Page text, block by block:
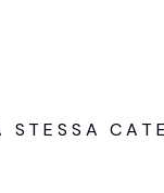
STESSA